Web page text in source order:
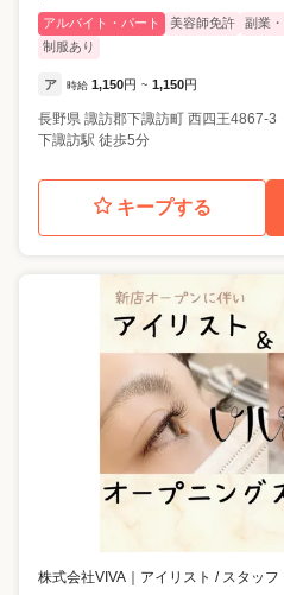
アルバイト・パート 美容師免許 副業
制服あり
ア 時給 1,150円 ~ 1,150円
長野県 諏訪郡下諏訪町 西四王4867-3
下諏訪駅 徒歩5分
キープする
株式会社VIVA アイリスト / スタッフ